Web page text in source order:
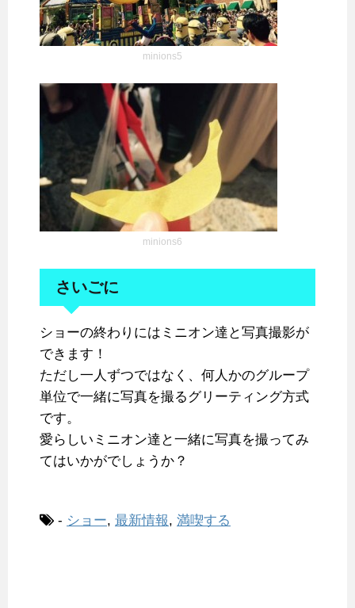
minions5
minions6
さいごに
ショーの終わりにはミニオン達と写真撮影が
できます！
ただし一人ずつではなく、何人かのグループ
単位で一緒に写真を撮るグリーティング方式
です。
愛らしいミニオン達と一緒に写真を撮ってみ
てはいかがでしょうか？
- ショー, 最新情報, 満喫する